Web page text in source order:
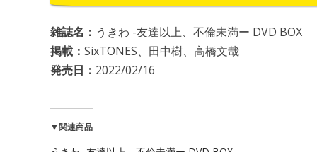
雑誌名： うきわ -友達以上、不倫未満ー DVD BOX
掲載： SixTONES、田中樹、高橋文哉
発売日： 2022/02/16
▼関連商品